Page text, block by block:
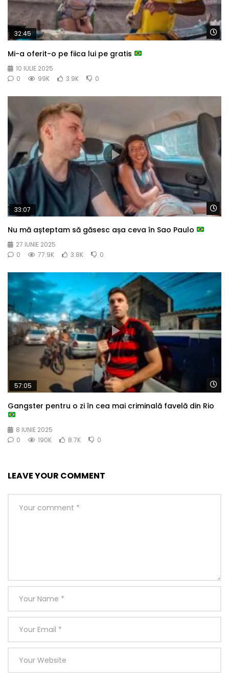
32:45
Mi-a oferit-o pe fiica lui pe gratis
10 IULIE 2025
0
99K 3.9K 0
33:07
Nu mă așteptam să găsesc așa ceva în Sao Paulo
27 IUNIE 2025
0
77.9K 3.8K 0
57:05
Gangster pentru o zi în cea mai criminală favelă din Rio
8 IUNIE 2025
0
190K 8.7K 0
LEAVE YOUR COMMENT